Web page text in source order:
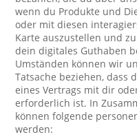
wenn du Produkte und
oder mit diesen
Karte auszustellen und
dein digitales Guthaben
Umständen können wir
Tatsache beziehen, dass
eines Vertrags mit dir
erforderlich ist. In
können folgende
werden: